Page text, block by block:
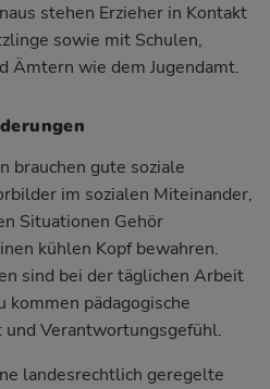
stehen Erzieher in Kontakt
sowie mit Schulen,
Ämtern wie dem Jugendamt.
brauchen gute soziale
im sozialen Miteinander,
Situationen Gehör
kühlen Kopf bewahren.
sind bei der täglichen Arbeit
kommen pädagogische
Verantwortungsgefühl.
landesrechtlich geregelte